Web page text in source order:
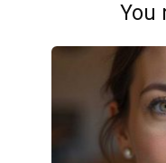
You